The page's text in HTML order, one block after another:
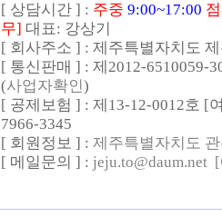
[ 상담시간 ] : 주중 9:00~17:00
무] 대표: 강상기
[ 회사주소 ] : 제주특별자치도
[ 통신판매 ] : 제2012-
(사업자확인)
[ 공제보험 ] : 제13-12-0012호 [
7966-3345
[ 회원정보 ] : 제주특별자치도
[ 메일문의 ] : jeju.to@daum.net